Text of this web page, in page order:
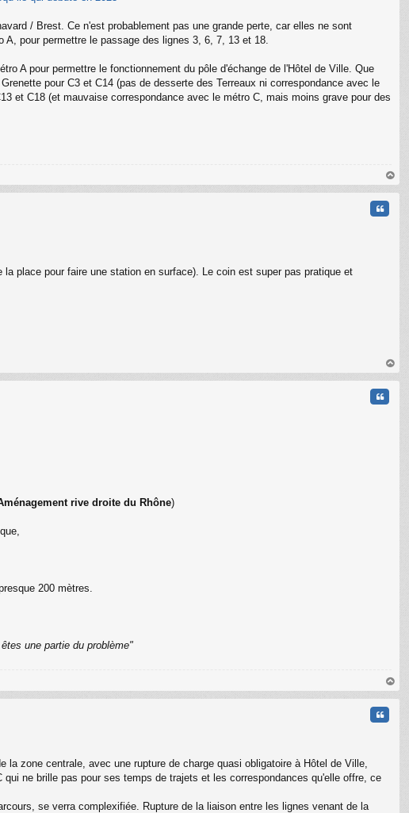
/ Brest. Ce n'est probablement pas une grande perte, car elles ne sont
pour permettre le passage des lignes 3, 6, 7, 13 et 18.
A pour permettre le fonctionnement du pôle d'échange de l'Hôtel de Ville. Que
pour C3 et C14 (pas de desserte des Terreaux ni correspondance avec le
et C18 (et mauvaise correspondance avec le métro C, mais moins grave pour des
au
place pour faire une station en surface). Le coin est super pas pratique et
au
rive droite du Rhône)
200 mètres.
une partie du problème"
au
zone centrale, avec une rupture de charge quasi obligatoire à Hôtel de Ville,
ne brille pas pour ses temps de trajets et les correspondances qu'elle offre, ce
se verra complexifiée. Rupture de la liaison entre les lignes venant de la